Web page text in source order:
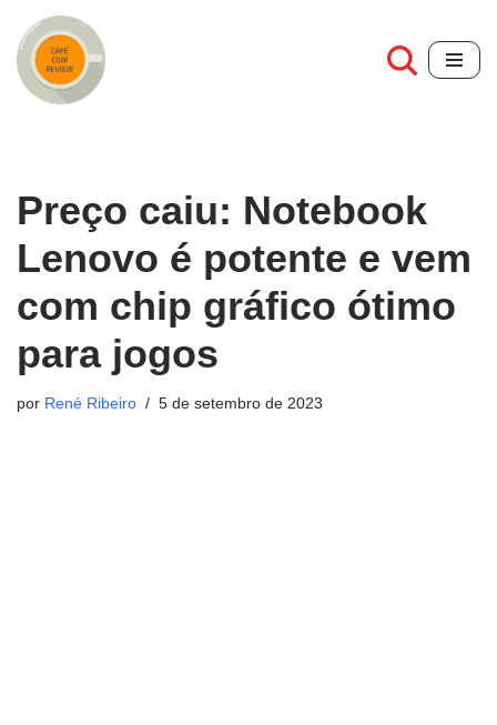
Pular
para
Preço caiu: Notebook
Lenovo é potente e vem
com chip gráfico ótimo
para jogos
por René Ribeiro 5 de setembro de 2023